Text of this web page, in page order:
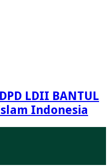
DPD LDII BANTUL
Indonesia